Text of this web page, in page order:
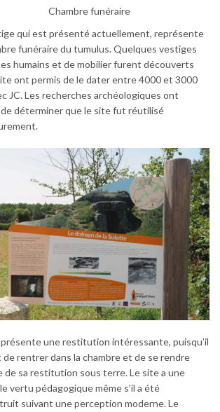
Chambre funéraire
qui est présenté actuellement, représente
funéraire du tumulus. Quelques vestiges
humains et de mobilier furent découverts
ont permis de le dater entre 4000 et 3000
JC. Les recherches archéologiques ont
déterminer que le site fut réutilisé
une restitution intéressante, puisqu’il
de rentrer dans la chambre et de se rendre
de sa restitution sous terre. Le site a une
vertu pédagogique même s’il a été
suivant une perception moderne. Le